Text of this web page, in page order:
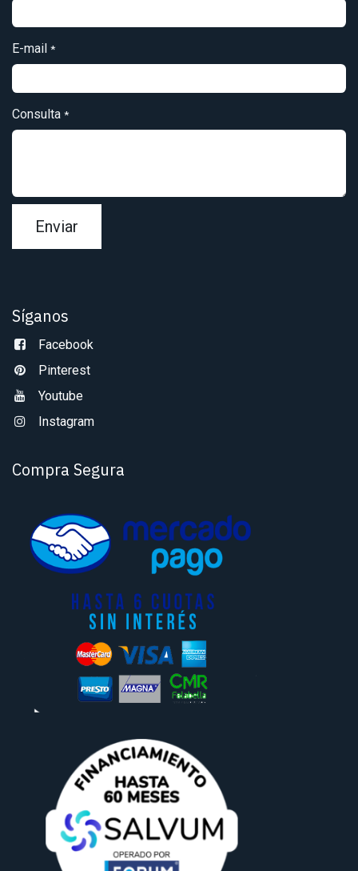
E-mail *
Consulta *
Enviar
Síganos
Facebook
Pinterest
Youtube
Instagram
Compra Segura